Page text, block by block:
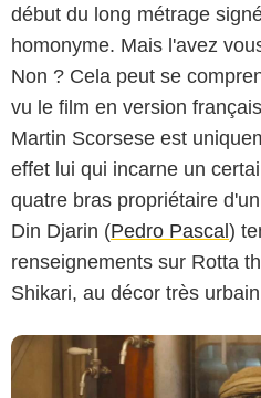
début du long métrage
homonyme. Mais l'avez
Non ? Cela peut se
vu le film en version
Martin Scorsese est
effet lui qui incarne un
quatre bras propriétaire
Din Djarin (Pedro Pascal)
renseignements sur Rotta
Shikari, au décor très
The Walt